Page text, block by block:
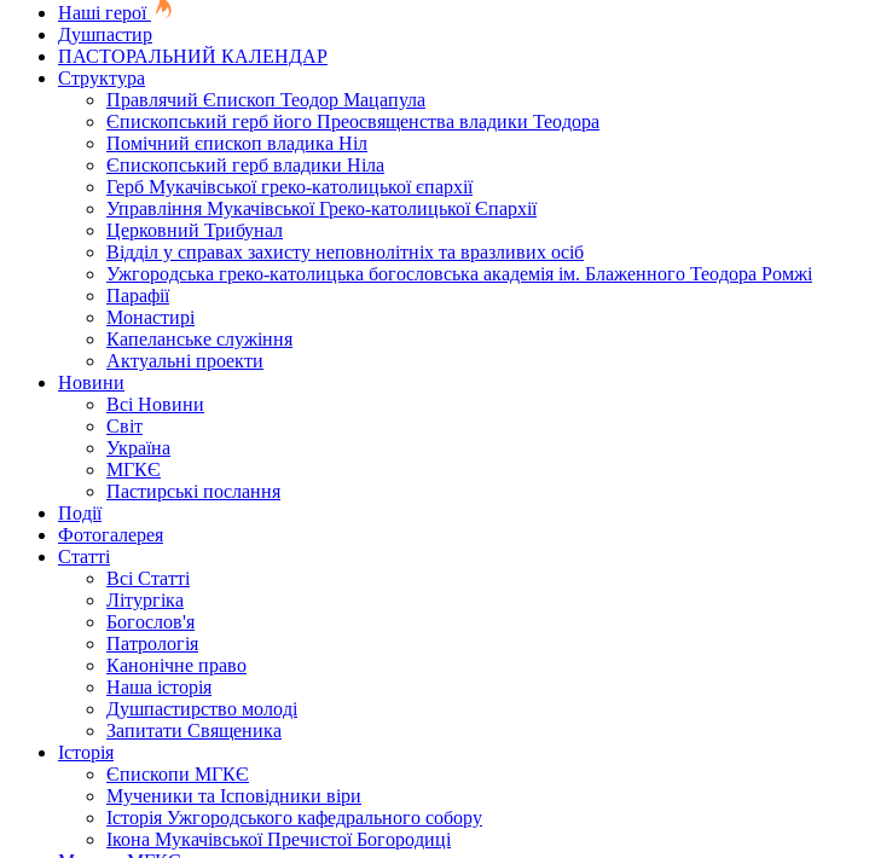
Наші герої
Душпастир
ПАСТОРАЛЬНИЙ КАЛЕНДАР
Структура
Правлячий Єпископ Теодор Мацапула
Єпископський герб його Преосвященства владики Теодора
Помічний єпископ владика Ніл
Єпископський герб владики Ніла
Герб Мукачівської греко-католицької єпархії
Управління Мукачівської Греко-католицької Єпархії
Церковний Трибунал
Відділ у справах захисту неповнолітніх та вразливих осіб
Ужгородська греко-католицька богословська академія ім. Блаженного Теодора Ромжі
Парафії
Монастирі
Капеланське служіння
Актуальні проекти
Новини
Всі Новини
Світ
Україна
МГКЄ
Пастирські послання
Події
Фотогалерея
Статті
Всі Статті
Літургіка
Богослов'я
Патрологія
Канонічне право
Наша історія
Душпастирство молоді
Запитати Священика
Історія
Єпископи МГКЄ
Мученики та Ісповідники віри
Історія Ужгородського кафедрального собору
Ікона Мукачівської Пречистої Богородиці